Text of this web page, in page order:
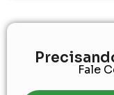
Fale